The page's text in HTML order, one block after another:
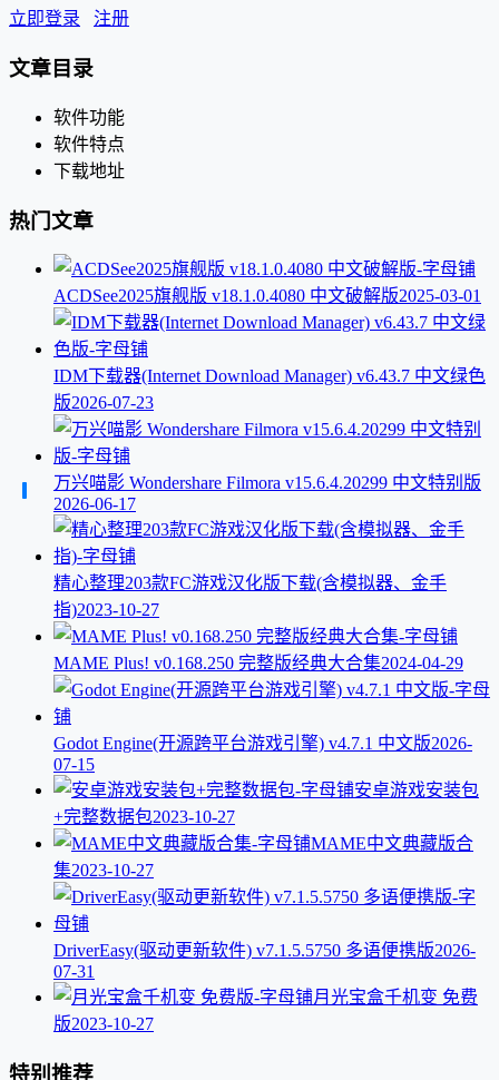
立即登录 注册
文章目录
软件功能
软件特点
下载地址
热门文章
ACDSee2025旗舰版 v18.1.0.4080 中文破解版2025-03-01
IDM下载器(Internet Download Manager) v6.43.7 中文绿色
版2026-07-23
万兴喵影 Wondershare Filmora v15.6.4.20299 中文特别版
2026-06-17
精心整理203款FC游戏汉化版下载(含模拟器、金手
指)2023-10-27
MAME Plus! v0.168.250 完整版经典大合集2024-04-29
Godot Engine(开源跨平台游戏引擎) v4.7.1 中文版2026-
07-15
安卓游戏安装包
+完整数据包2023-10-27
MAME中文典藏版合
集2023-10-27
DriverEasy(驱动更新软件) v7.1.5.5750 多语便携版2026-
07-31
月光宝盒千机变 免费
版2023-10-27
特别推荐